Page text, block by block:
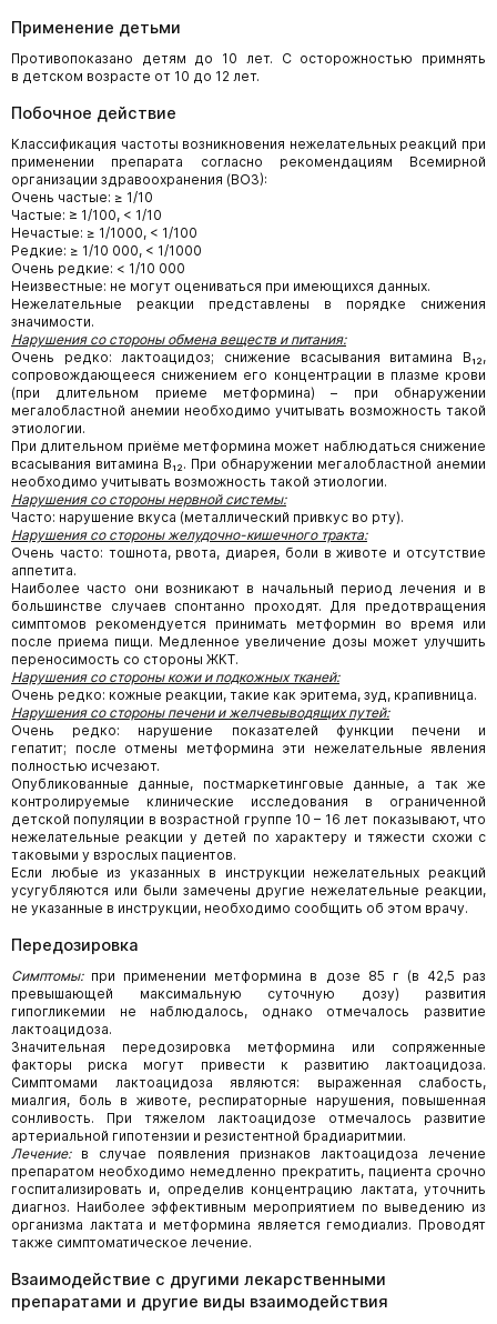
Применение детьми
Противопоказано детям до 10 лет. С осторожностью примнять
в детском возрасте от 10 до 12 лет.
Побочное действие
Классификация частоты возникновения нежелательных реакций при
применении препарата согласно рекомендациям Всемирной
организации здравоохранения (ВОЗ):
Очень частые: ≥ 1/10
Частые: ≥ 1/100, < 1/10
Нечастые: ≥ 1/1000, < 1/100
Редкие: ≥ 1/10 000, < 1/1000
Очень редкие: < 1/10 000
Неизвестные: не могут оцениваться при имеющихся данных.
Нежелательные реакции представлены в порядке снижения
значимости.
Нарушения со стороны обмена веществ и питания:
Очень редко: лактоацидоз; снижение всасывания витамина В₁₂,
сопровождающееся снижением его концентрации в плазме крови
(при длительном приеме метформина) – при обнаружении
мегалобластной анемии необходимо учитывать возможность такой
этиологии.
При длительном приёме метформина может наблюдаться снижение
всасывания витамина В₁₂. При обнаружении мегалобластной анемии
необходимо учитывать возможность такой этиологии.
Нарушения со стороны нервной системы:
Часто: нарушение вкуса (металлический привкус во рту).
Нарушения со стороны желудочно-кишечного тракта:
Очень часто: тошнота, рвота, диарея, боли в животе и отсутствие
аппетита.
Наиболее часто они возникают в начальный период лечения и в
большинстве случаев спонтанно проходят. Для предотвращения
симптомов рекомендуется принимать метформин во время или
после приема пищи. Медленное увеличение дозы может улучшить
переносимость со стороны ЖКТ.
Нарушения со стороны кожи и подкожных тканей:
Очень редко: кожные реакции, такие как эритема, зуд, крапивница.
Нарушения со стороны печени и желчевыводящих путей:
Очень редко: нарушение показателей функции печени и
гепатит;
после отмены метформина эти нежелательные явления
полностью исчезают.
Опубликованные данные, постмаркетинговые данные, а так же
контролируемые клинические исследования в ограниченной
детской популяции в возрастной группе 10 – 16 лет показывают, что
нежелательные реакции у детей по характеру и тяжести схожи с
таковыми у взрослых пациентов.
Если любые из указанных в инструкции нежелательных реакций
усугубляются или были замечены другие нежелательные реакции,
не указанные в инструкции, необходимо сообщить об этом врачу.
Передозировка
Симптомы:при применении метформина в дозе 85 г (в 42,5 раз
превышающей максимальную суточную дозу) развития
гипогликемии не наблюдалось, однако отмечалось развитие
лактоацидоза.
Значительная передозировка метформина или сопряженные
факторы риска могут привести к развитию лактоацидоза.
Симптомами лактоацидоза являются: выраженная слабость,
миалгия, боль в животе, респираторные нарушения, повышенная
сонливость. При тяжелом лактоацидозе отмечалось развитие
артериальной гипотензии и резистентной брадиаритмии.
Лечение:в случае появления признаков лактоацидоза лечение
препаратом необходимо немедленно прекратить, пациента срочно
госпитализировать и, определив концентрацию лактата, уточнить
диагноз. Наиболее эффективным мероприятием по выведению из
организма лактата и метформина является гемодиализ. Проводят
также симптоматическое лечение.
Взаимодействие с другими лекарственными
препаратами и другие виды взаимодействия